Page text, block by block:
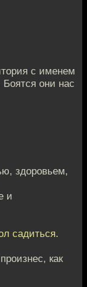
с именем
они нас
здоровьем,
и
садиться.
как